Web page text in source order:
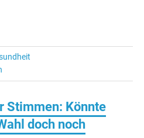
Stimmen: Könnte
doch noch